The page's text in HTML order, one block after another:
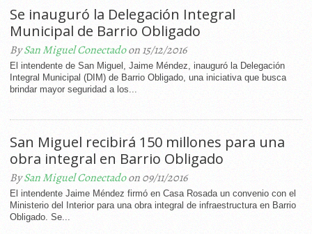
Se inauguró la Delegación Integral
Municipal de Barrio Obligado
BySan Miguel Conectadoon 15/12/2016
El intendente de San Miguel, Jaime Méndez, inauguró la Delegación
Integral Municipal (DIM) de Barrio Obligado, una iniciativa que busca
brindar mayor seguridad a los...
San Miguel recibirá 150 millones para una
obra integral en Barrio Obligado
BySan Miguel Conectadoon 09/11/2016
El intendente Jaime Méndez firmó en Casa Rosada un convenio con el
Ministerio del Interior para una obra integral de infraestructura en Barrio
Obligado. Se...